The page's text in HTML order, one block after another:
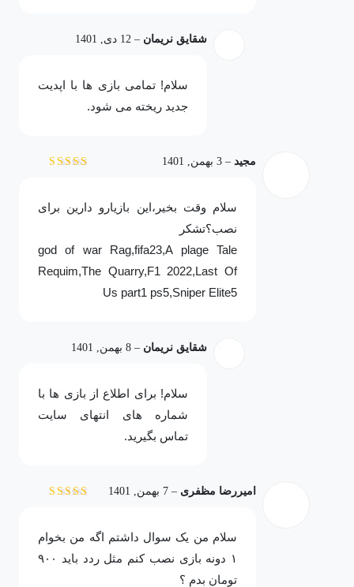
شقایق نریمان – 12 دی, 1401
سلام! تمامی بازی ها با اپدیت
جدید ریخته می شود.
مجید – 3 بهمن, 1401
سلام وقت بخیر،این بازیارو دارین برای
نصب؟تشکر
god of war Rag,fifa23,A plage Tale
Requim,The Quarry,F1 2022,Last Of
Us part1 ps5,Sniper Elite5
شقایق نریمان – 8 بهمن, 1401
سلام! برای اطلاع از بازی ها با
شماره های انتهای سایت
تماس بگیرید.
امیررضا مظفری – 7 بهمن, 1401
سلام من یک سوال داشتم اگه من بخوام
۱ دونه بازی نصب کنم مثل ردد باید ۹۰۰
تومان بدم ؟